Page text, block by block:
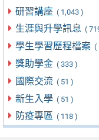
研習講座 ( 1,043 )
生涯與升學訊息 (
學生學習歷程檔案 (
獎助學金 ( 333 )
國際交流 ( 51 )
新生入學 ( 51 )
防疫專區 ( 118 )